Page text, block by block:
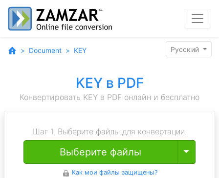
Document KEY Pyccĸий
KEY в PDF
Конвертировать KEY в PDF онлайн и бесплатно
Шаг 1. Выберите файлы для конвертации.
Выберите файлы Toggle
Как мои файлы защищены?